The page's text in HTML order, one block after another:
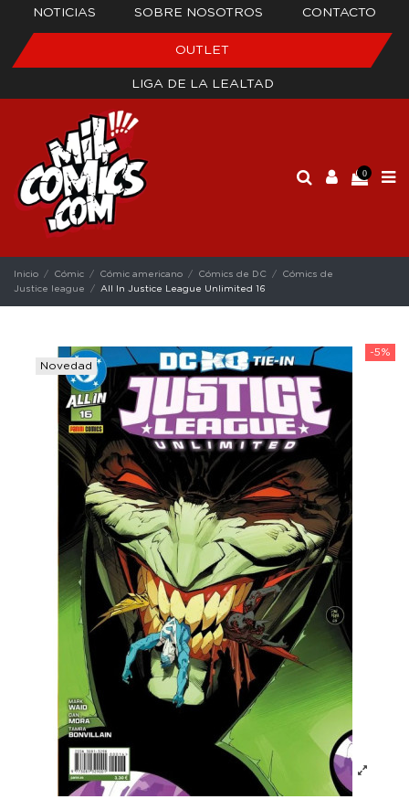
NOTICIAS SOBRE NOSOTROS CONTACTO
OUTLET
LIGA DE LA LEALTAD
0
Inicio Cómic Cómic americano Cómics de DC
Cómics de
Justice league
All In Justice League Unlimited 16
-5%
Novedad